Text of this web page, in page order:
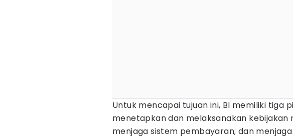
Untuk mencapai tujuan ini, BI memiliki tiga
menetapkan dan melaksanakan
menjaga sistem pembayaran; dan